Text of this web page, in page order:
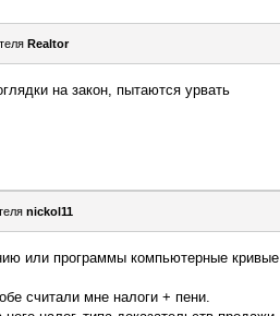
Realtor
на закон, пытаются урвать
nickol11
или программы компьютерные кривые
считали мне налоги + пени.